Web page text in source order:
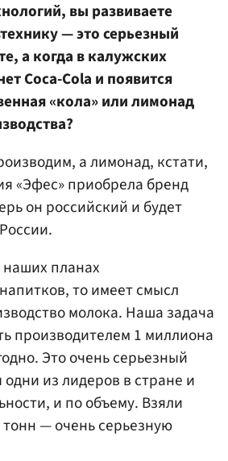
вы развиваете
— это серьезный
а когда в калужских
Coca-Cola и появится
«кола» или лимонад
а лимонад, кстати,
«Эфес» приобрела бренд
он российский и будет
наших планах
то имеет смысл
молока. Наша задача
производителем 1 миллиона
Это очень серьезный
из лидеров в стране и
и по объему. Взяли
— очень серьезную